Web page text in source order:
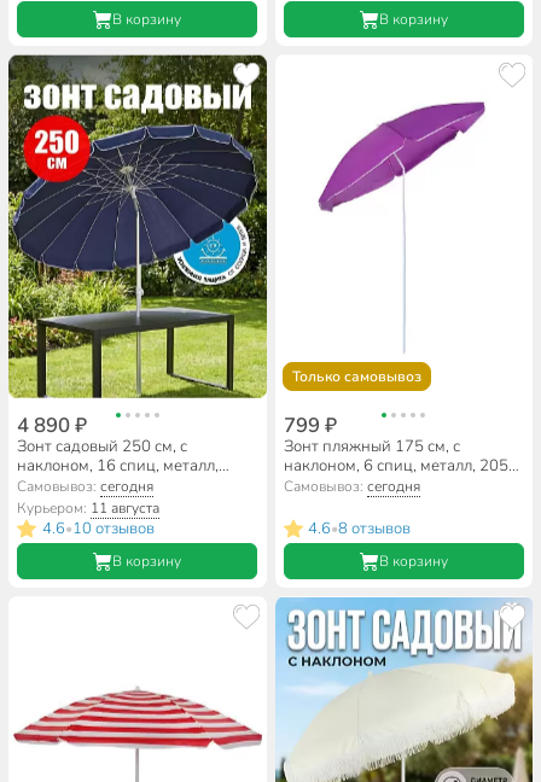
В корзину В корзину
4 890 ₽
Зонт садовый 250 см, с
наклоном, 16 спиц, металл,
LG5801
Самовывоз:сегодня
Курьером: 11 августа
4.6•10 отзывов
В корзину
Только самовывоз
799 ₽
Зонт пляжный 175 см, с
наклоном, 6 спиц, металл, 205
см, Ecos, BU-70, 999370
Самовывоз: сегодня
4.6•8 отзывов
В корзину